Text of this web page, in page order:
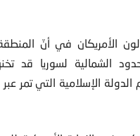
الشمالية لسوريا قد
الدولة الإسلامية التي تمر